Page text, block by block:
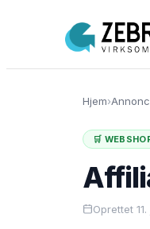
Hjem›
🛒
Oprettet